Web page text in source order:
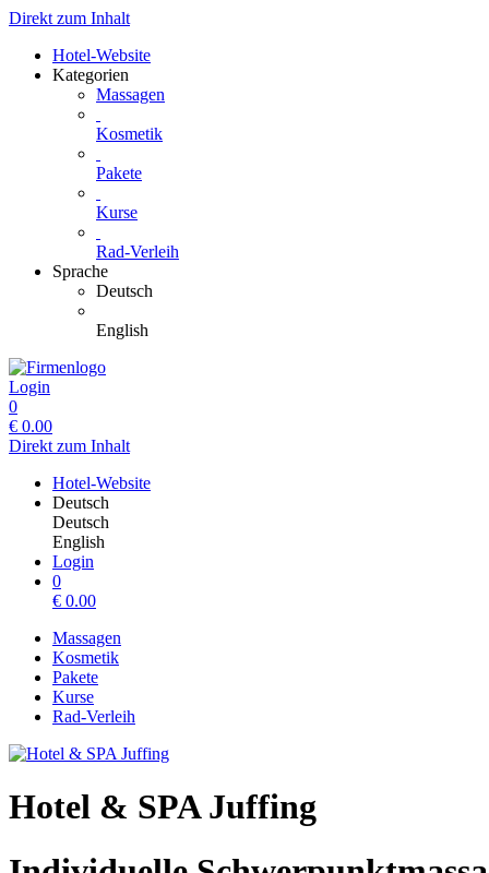
Direkt zum Inhalt
Hotel-Website
Kategorien
Massagen
Kosmetik
Pakete
Kurse
Rad-Verleih
Sprache
Deutsch
English
Login
0
€ 0.00
Direkt zum Inhalt
Hotel-Website
Deutsch
Deutsch
English
Login
0
€ 0.00
Massagen
Kosmetik
Pakete
Kurse
Rad-Verleih
Hotel & SPA Juffing